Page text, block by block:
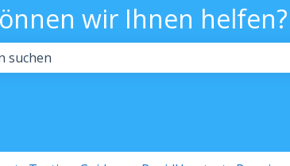
wir Ihnen helfen?